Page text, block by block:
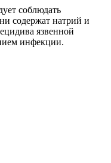
соблюдать
содержат натрий и
язвенной
инфекции.